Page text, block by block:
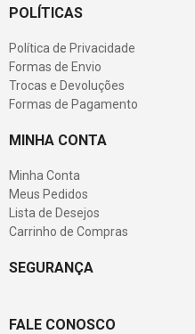
POLÍTICAS
Política de Privacidade
Formas de Envio
Trocas e Devoluções
Formas de Pagamento
MINHA CONTA
Minha Conta
Meus Pedidos
Lista de Desejos
Carrinho de Compras
SEGURANÇA
FALE CONOSCO